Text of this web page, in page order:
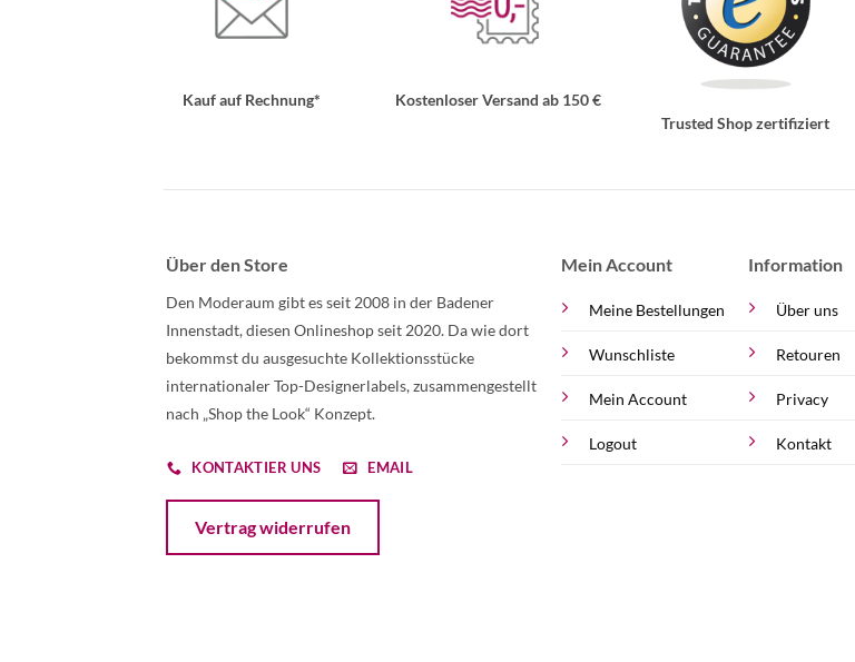
Kauf auf Rechnung*
Kostenloser Versand ab 150 €
Trusted Shop zertifiziert
Über den Store
Den Moderaum gibt es seit 2008 in der Badener
Innenstadt, diesen Onlineshop seit 2020. Da wie dort
bekommst du ausgesuchte Kollektionsstücke
internationaler Top-Designerlabels, zusammengestellt
nach „Shop the Look“ Konzept.
KONTAKTIER UNS EMAIL
Vertrag widerrufen
Mein Account
Meine Bestellungen
Wunschliste
Mein Account
Logout
Information
Über uns
Retouren
Privacy
Kontakt